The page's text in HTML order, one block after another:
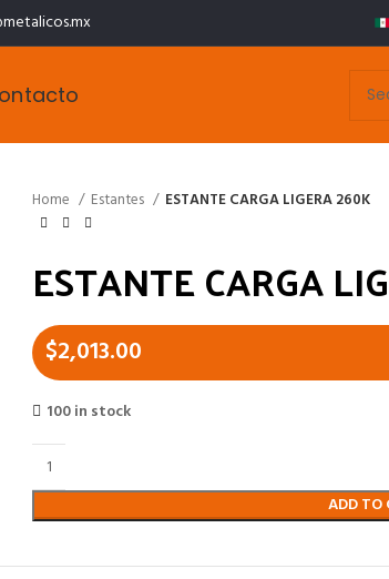
Home Estantes ESTANTE CARGA LIGERA 260K
ESTANTE CARGA
$2,013.00
100 in stock
ADD TO